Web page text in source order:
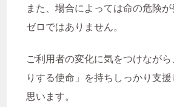
また、場合によっては命の危険
ゼロではありません。
ご利用者の変化に気をつけなが
りする使命」を持ちしっかり支
思います。